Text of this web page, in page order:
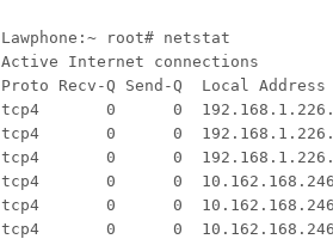
Lawphone:~ root# netstat
Active Internet connections
Proto Recv-Q Send-Q  Local
tcp4       0      0
tcp4       0      0
tcp4       0      0
tcp4       0      0
tcp4       0      0
tcp4       0      0